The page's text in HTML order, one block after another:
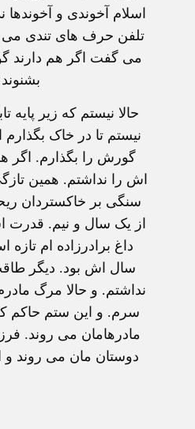
اسلام آخوندی و
تلفن حرف های تندی
می گفت اگر هم دارند
حالا نیستم که زیر پایه
نیستم تا در خاک
گورش را بگذارم. اگر
اش را نداشتم. همین
سنگی بر خاکستردان
از یک سال و نیم. قدرت
داغ برادرزاده ام
سال اش بود. دیگر
نداشتم. و حالا مرگ
سرم. و این ستم حاکم
مادرهامان می روند.
دوستان مان می روند و